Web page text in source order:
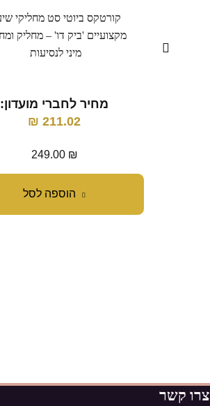
הוספה לסל
קורטקס ביוטי סט מחליקי
מקצועיים 'ביק דו' – מחליק
מיני לנסיעות
מחיר לחברי מועדון:
211.02
₪
249.00 ₪
צרו קשר